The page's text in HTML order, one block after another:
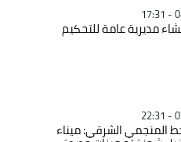
مديرية عامة للتحكيم
المنجمي الشرقي: ميناء